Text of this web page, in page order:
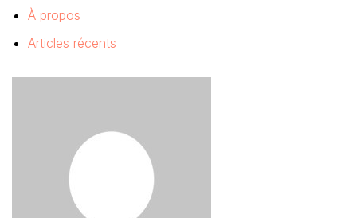
À propos
Articles récents